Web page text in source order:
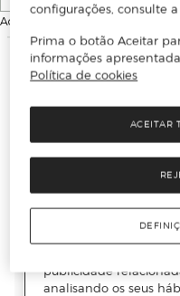
Ao continuar, aceitas as
configurações, consulte
Prima o botão Aceitar
informações
Política de cookies
ACEITAR